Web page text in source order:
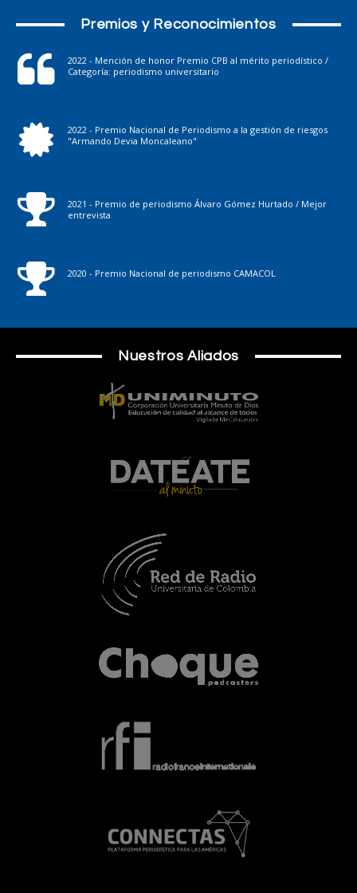
Premios y Reconocimientos
2022 - Mención de honor Premio CPB al mérito periodístico /
Categoría: periodismo universitario
2022 - Premio Nacional de Periodismo a la gestión de riesgos
"Armando Devia Moncaleano"
2021 - Premio de periodismo Álvaro Gómez Hurtado / Mejor
entrevista
2020 - Premio Nacional de periodismo CAMACOL
Nuestros Aliados